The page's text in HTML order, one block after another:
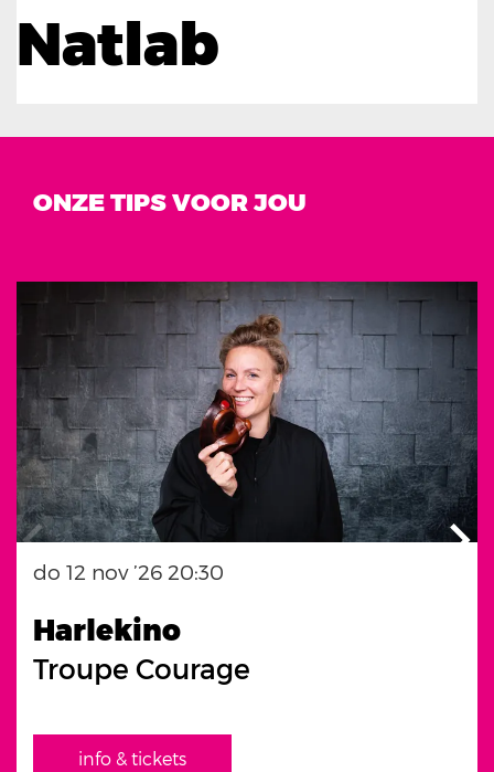
Natlab
ONZE TIPS VOOR JOU
Harlekino
Troupe Courage
do 12 nov ’26 20:30
info & tickets